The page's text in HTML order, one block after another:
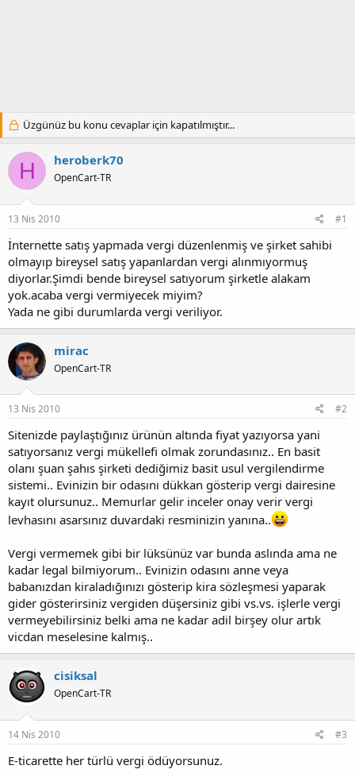
Üzgünüz bu konu cevaplar için kapatılmıştır...
H heroberk70
OpenCart-TR
13 Nis 2010 #1
İnternette satış yapmada vergi düzenlenmiş ve şirket sahibi
olmayıp bireysel satış yapanlardan vergi alınmıyormuş
diyorlar.Şimdi bende bireysel satıyorum şirketle alakam
yok.acaba vergi vermiyecek miyim?
Yada ne gibi durumlarda vergi veriliyor.
mirac
OpenCart-TR
13 Nis 2010 #2
Sitenizde paylaştığınız ürünün altında fiyat yazıyorsa yani
satıyorsanız vergi mükellefi olmak zorundasınız.. En basit
olanı şuan şahıs şirketi dediğimiz basit usul vergilendirme
sistemi.. Evinizin bir odasını dükkan gösterip vergi dairesine
kayıt olursunuz.. Memurlar gelir inceler onay verir vergi
levhasını asarsınız duvardaki resminizin yanına..
Vergi vermemek gibi bir lüksünüz var bunda aslında ama ne
kadar legal bilmiyorum.. Evinizin odasını anne veya
babanızdan kiraladığınızı gösterip kira sözleşmesi yaparak
gider gösterirsiniz vergiden düşersiniz gibi vs.vs. işlerle vergi
vermeyebilirsiniz belki ama ne kadar adil birşey olur artık
vicdan meselesine kalmış..
cisiksal
OpenCart-TR
14 Nis 2010 #3
E-ticarette her türlü vergi ödüyorsunuz.